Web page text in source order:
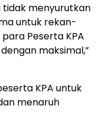
tidak menyurutkan
untuk rekan-
Peserta KPA
maksimal,”
KPA untuk
menaruh